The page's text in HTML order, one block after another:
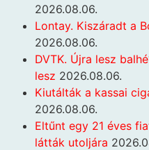
2026.08.06.
Lontay. Kiszáradt a
2026.08.06.
DVTK. Újra lesz
lesz 2026.08.06.
Kiutálták a kassai
2026.08.06.
Eltűnt egy 21 éves
látták utoljára